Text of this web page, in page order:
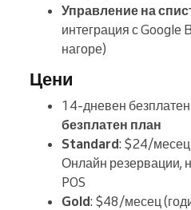
Управление на
интеграция с Google
нагоре)
Цени
14-дневен
безплатен план
Standard: $24/
Онлайн резервации,
POS
Gold: $48/месец